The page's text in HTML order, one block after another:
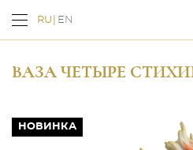
RU EN
ВАЗА ЧЕТЫРЕ
НОВИНКА